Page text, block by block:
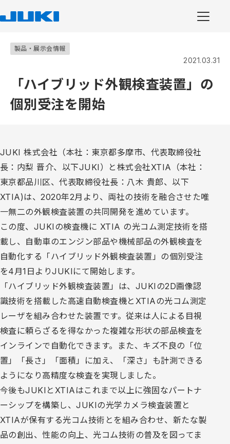
製品・展示会情報
2021.03.31
「ハイブリッド外観検査装置」の
個別受注を開始
JUKI 株式会社（本社：東京都多摩市、代表取締役社
長：内梨 晋介、以下JUKI）と株式会社XTIA（本社：
東京都品川区、代表取締役社長：八木 貴郎、以下
XTIA)は、2020年2月より、両社の技術を融合させた唯
一無二の外観検査装置の共同開発を進めています。
この度、JUKIの検査機に XTIA の光コム測定技術を搭
載し、自動車のエンジン部品や機械部品の外観検査を
自動化する「ハイブリッド外観検査装置」の個別受注
を4月1日よりJUKIにて開始します。
「ハイブリッド外観検査装置」は、JUKIの2D画像認
識技術を搭載した高速自動検査機とXTIAの光コム測定
レーザを組み合わせた装置です。従来は人による目視
検査に頼らざるを得なかった複雑な形状の部品検査を
インラインで自動化できます。また、キズ不良の「位
置」「長さ」「面積」に加え、「深さ」も計測できる
ようになり高精度な検査を実現しました。
今後もJUKIとXTIAはこれまで以上に強固なパートナ
ーシップを構築し、JUKIの光学カメラ検査装置と
XTIAが保有する光コム技術とを組み合わせ、新たな製
品の創出、性能の向上、光コム技術の普及を図ってま